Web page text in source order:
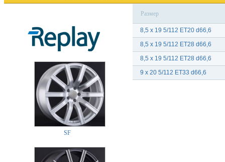
SF
Размер
8,5 x 19 5/112 ET20 d66,6
8,5 x 19 5/112 ET28 d66,6
8,5 x 19 5/112 ET28 d66,6
9 x 20 5/112 ET33 d66,6